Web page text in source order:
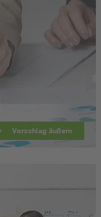
Vorschlag äußern